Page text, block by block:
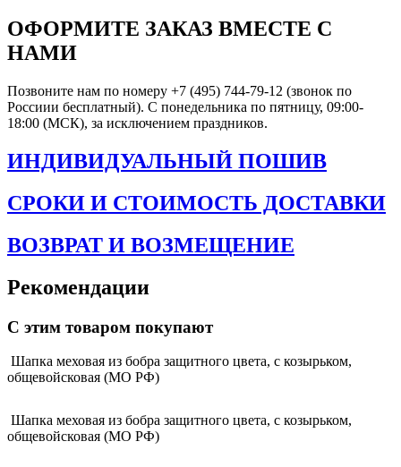
ОФОРМИТЕ ЗАКАЗ ВМЕСТЕ С
НАМИ
Позвоните нам по номеру +7 (495) 744-79-12 (звонок по
Россиии бесплатный). С понедельника по пятницу, 09:00-
18:00 (МСК), за исключением праздников.
ИНДИВИДУАЛЬНЫЙ ПОШИВ
СРОКИ И СТОИМОСТЬ ДОСТАВКИ
ВОЗВРАТ И ВОЗМЕЩЕНИЕ
Рекомендации
С этим товаром покупают
Шапка меховая из бобра защитного цвета, с козырьком,
общевойсковая (МО РФ)
Шапка меховая из бобра защитного цвета, с козырьком,
общевойсковая (МО РФ)